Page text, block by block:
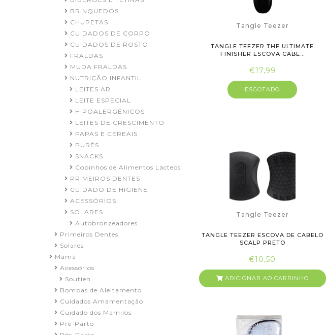
BRINQUEDOS
CHUPETAS
CUIDADOS DE CORPO
CUIDADOS DE ROSTO
FRALDAS
MUDA FRALDAS
NUTRIÇÃO INFANTIL
LEITES AR
LEITE ESPECIAL
HIPOALERGÊNICOS
LEITES DE CRESCIMENTO
PAPAS E CEREAIS
PURÉS
SNACKS
Copinhos de Alimentos Lácteos
PRIMEIROS DENTES
CUIDADO DE HIGIENE
ACESSÓRIOS
SOLARES
Autobronzeadores
Primeiros Dentes
Solares
Mamã
Acessórios
Soutien
Bombas de Aleitamento
Cuidados Amamentação
Cuidado dos Mamilos
Pré-Parto
Tangle Teezer
TANGLE TEEZER THE ULTIMATE
FINISHER ESCOVA CABE...
€17,99
ESGOTADO
Tangle Teezer
TANGLE TEEZER ESCOVA DE CABELO
SCALP PRETO
€10,50
ADICIONAR AO CARRINHO